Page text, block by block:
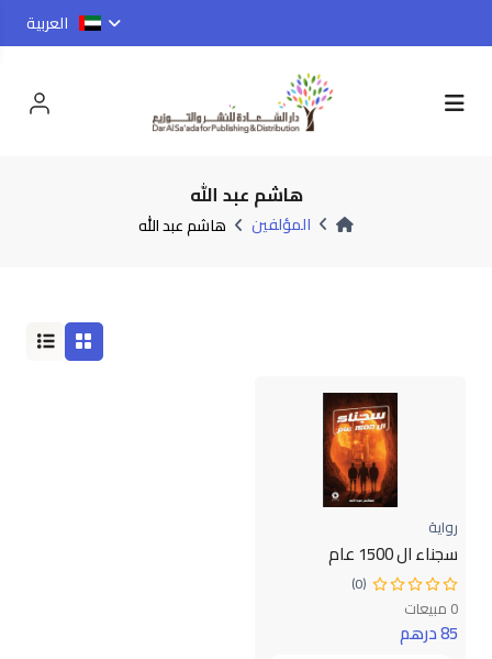
العربية
هاشم عبد الله
المؤلفين هاشم عبد الله
رواية
سجناء ال 1500 عام
(0)
0 مبيعات
85 درهم